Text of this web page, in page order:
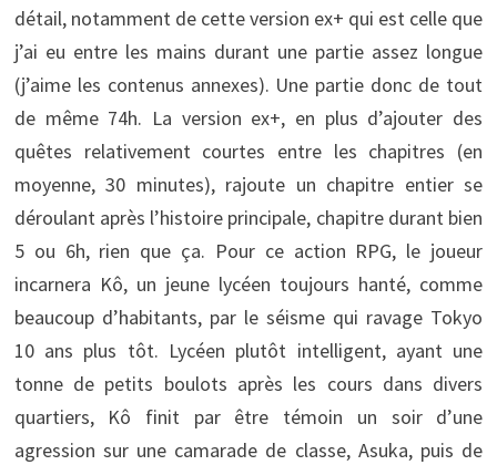
détail, notamment de cette version ex+ qui est celle que
j’ai eu entre les mains durant une partie assez longue
(j’aime les contenus annexes). Une partie donc de tout
de même 74h. La version ex+, en plus d’ajouter des
quêtes relativement courtes entre les chapitres (en
moyenne, 30 minutes), rajoute un chapitre entier se
déroulant après l’histoire principale, chapitre durant bien
5 ou 6h, rien que ça. Pour ce action RPG, le joueur
incarnera Kô, un jeune lycéen toujours hanté, comme
beaucoup d’habitants, par le séisme qui ravage Tokyo
10 ans plus tôt. Lycéen plutôt intelligent, ayant une
tonne de petits boulots après les cours dans divers
quartiers, Kô finit par être témoin un soir d’une
agression sur une camarade de classe, Asuka, puis de